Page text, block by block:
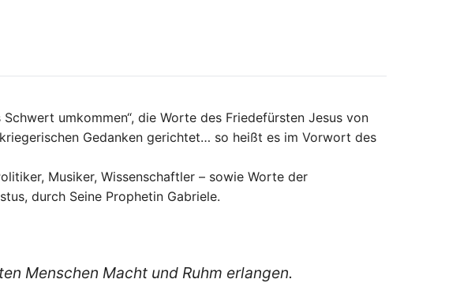
umkommen“, die Worte des Friedefürsten Jesus von
Gedanken gerichtet… so heißt es im Vorwort des
Musiker, Wissenschaftler – sowie Worte der
durch Seine Prophetin Gabriele.
Menschen Macht und Ruhm erlangen.